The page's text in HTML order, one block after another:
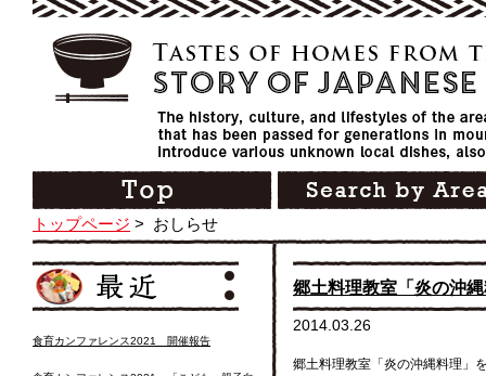
トップページ > おしらせ
郷土料理教室「炎の沖
2014.03.26
郷土料理教室「炎の沖縄料理」
食育カンファレンス2021 開催報告